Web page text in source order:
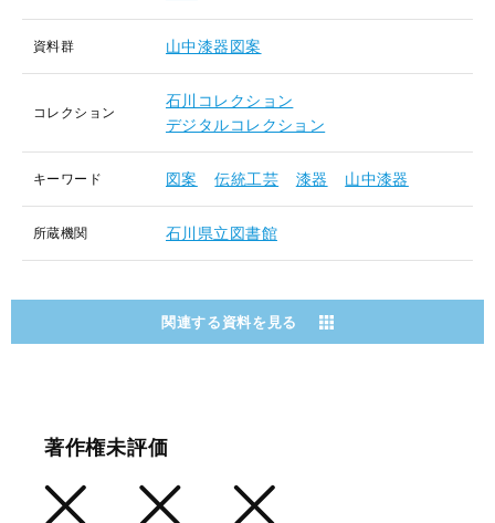
資料群 山中漆器図案
コレクション
石川コレクション
デジタルコレクション
キーワード 図案 伝統工芸 漆器 山中漆器
所蔵機関 石川県立図書館
関連する資料を見る
著作権未評価